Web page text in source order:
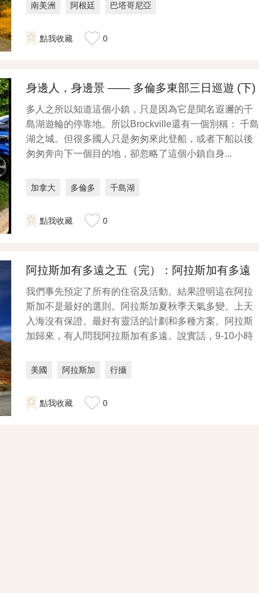
南美洲 阿根廷 巴塔哥尼亞
點我收藏 0
身邊人，身邊景 —— 多倫多東部三日巡遊 (下)
多人之所以知道這個小鎮，只是因為它是聞名遐邇的千
島湖遊輪的停靠地。所以Brockville還有一個別稱： 千島
湖之城。但很多國人只是匆匆來此登船，或者下船以後
匆匆奔向下一個目的地，卻忽略了這個小鎮自身...
加拿大 多倫多 千島湖
點我收藏 0
阿拉斯加有多遠之五（完）：阿拉斯加有多遠
我們事先預定了所有的住宿及活動。結果證明這在阿拉
斯加不是最好的選則。阿拉斯加夏秋季天氣多變。上天
入海沒有保證。最好有靈活的計劃和多種方案。阿拉斯
加歸來，有人問我阿拉斯加有多遠。說實話，9-10小時
美國 阿拉斯加 行攝
點我收藏 0